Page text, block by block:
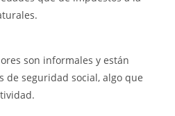
son informales y están
de seguridad social, algo que